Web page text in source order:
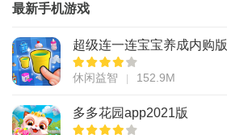
最新手机游戏
超级连一连宝宝养成内购版
休闲益智 152.9M
多多花园app2021版